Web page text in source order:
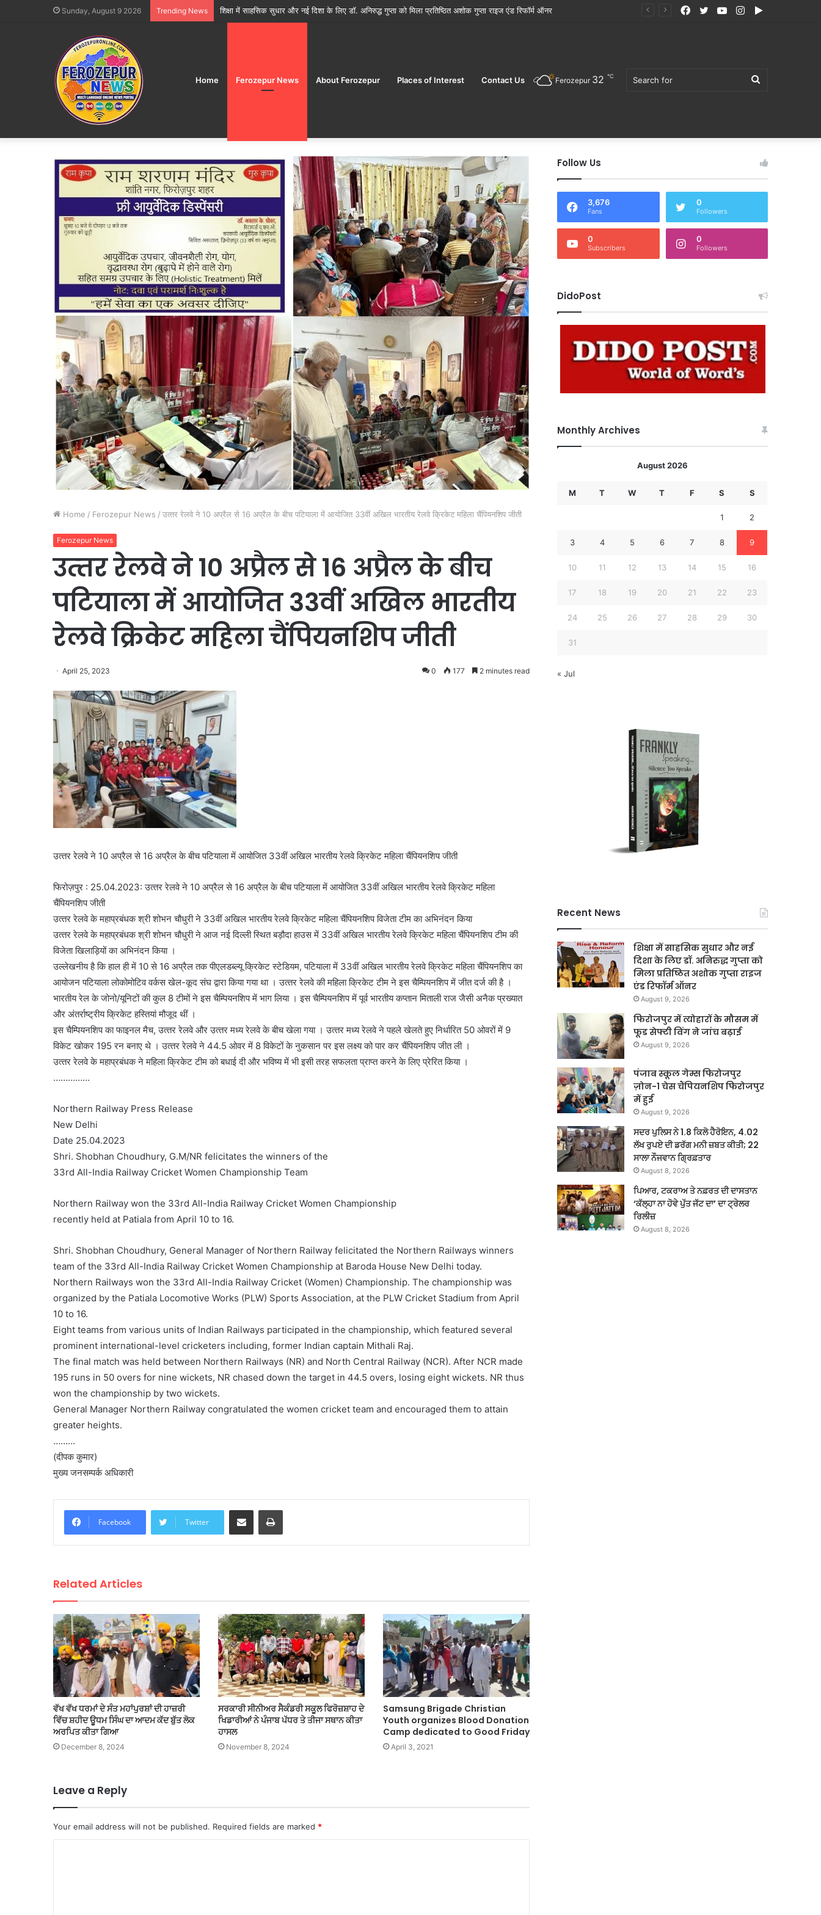
Sunday, August 9 2026 Trending News फिरोजपुर में त्योहारों के मौसम में फूड सेफ्टी विंग ने जांच बढ़ाई
Google
Instagram
YouTube
Twitter
Facebook
Home Ferozepur News About Ferozepur Places of Interest Contact Us Search
for
Ferozepur 32 ℃
Home / Ferozepur News / उत्‍तर रेलवे ने 10 अप्रैल से 16 अप्रैल के बीच पटियाला में आयोजित 33वीं अखिल भारतीय रेलवे क्रिकेट महिला चैंपियनशिप जीती
Ferozepur News
उत्‍तर रेलवे ने 10 अप्रैल से 16 अप्रैल के बीच
पटियाला में आयोजित 33वीं अखिल भारतीय
रेलवे क्रिकेट महिला चैंपियनशिप जीती
April 25, 2023 0 177 2 minutes read
उत्‍तर रेलवे ने 10 अप्रैल से 16 अप्रैल के बीच पटियाला में आयोजित 33वीं अखिल भारतीय रेलवे क्रिकेट महिला चैंपियनशिप जीती
फिरोज़पुर : 25.04.2023: उत्‍तर रेलवे ने 10 अप्रैल से 16 अप्रैल के बीच पटियाला में आयोजित 33वीं अखिल भारतीय रेलवे क्रिकेट महिला
चैंपियनशिप जीती
उत्‍तर रेलवे के महाप्रबंधक श्री शोभन चौधुरी ने 33वीं अखिल भारतीय रेलवे क्रिकेट महिला चैंपियनशिप विजेता टीम का अभिनंदन किया
उत्‍तर रेलवे के महाप्रबंधक श्री शोभन चौधुरी ने आज नई दिल्‍ली स्‍थित बड़ौदा हाउस में 33वीं अखिल भारतीय रेलवे क्रिकेट महिला चैंपियनशिप टीम की
विजेता खिलाड़ियों का अभिनंदन किया ।
उल्‍लेखनीय है कि हाल ही में 10 से 16 अप्रैल तक पीएलडब्‍ल्‍यू क्रिकेट स्‍टेडियम, पटियाला में 33वीं अखिल भारतीय रेलवे क्रिकेट महिला चैंपियनशिप का
आयोजन पटियाला लोकोमोटिव वर्कस खेल-कूद संघ द्वारा किया गया था । उत्‍तर रेलवे की महिला क्रिकेट टीम ने इस चैम्‍पियनशिप में जीत दर्ज की है ।
भारतीय रेल के जोनो/यूनिटों की कुल 8 टीमों ने इस चैम्‍पियनशिप में भाग लिया । इस चैम्‍पियनशिप में पूर्व भारतीय कप्‍तान मिताली राज जैसी अनैक प्रख्‍यात
और अंतर्राष्‍ट्रीय क्रिकेट हस्‍तियां मौजूद थीं ।
इस चैम्‍पियनशिप का फाइनल मैच, उत्‍तर रेलवे और उत्‍तर मध्‍य रेलवे के बीच खेला गया । उत्‍तर मध्‍य रेलवे ने पहले खेलते हुए निर्धारित 50 ओवरों में 9
विकेट खोकर 195 रन बनाए थे । उत्‍तर रेलवे ने 44.5 ओवर में 8 विकेटों के नुकसान पर इस लक्ष्‍य को पार कर चैंपियनशिप जीत ली ।
उत्‍तर रेलवे के महाप्रबंधक ने महिला क्रिकेट टीम को बधाई दी और भविष्‍य में भी इसी तरह सफलता प्राप्‍त करने के लिए प्रेरित किया ।
……………
Northern Railway Press Release
New Delhi
Date 25.04.2023
Shri. Shobhan Choudhury, G.M/NR felicitates the winners of the
33rd All-India Railway Cricket Women Championship Team
Northern Railway won the 33rd All-India Railway Cricket Women Championship
recently held at Patiala from April 10 to 16.
Shri. Shobhan Choudhury, General Manager of Northern Railway felicitated the Northern Railways winners
team of the 33rd All-India Railway Cricket Women Championship at Baroda House New Delhi today.
Northern Railways won the 33rd All-India Railway Cricket (Women) Championship. The championship was
organized by the Patiala Locomotive Works (PLW) Sports Association, at the PLW Cricket Stadium from April
10 to 16.
Eight teams from various units of Indian Railways participated in the championship, which featured several
prominent international-level cricketers including, former Indian captain Mithali Raj.
The final match was held between Northern Railways (NR) and North Central Railway (NCR). After NCR made
195 runs in 50 overs for nine wickets, NR chased down the target in 44.5 overs, losing eight wickets. NR thus
won the championship by two wickets.
General Manager Northern Railway congratulated the women cricket team and encouraged them to attain
greater heights.
………
(दीपक कुमार)
मुख्य जनसम्पर्क अधिकारी
Facebook Twitter
Share via Email Print
Related Articles
ਵੱਖ ਵੱਖ ਧਰਮਾਂ ਦੇ ਸੰਤ ਮਹਾਂਪੁਰਸ਼ਾਂ ਦੀ ਹਾਜ਼ਰੀ
ਵਿੱਚ ਸ਼ਹੀਦ ਊਧਮ ਸਿੰਘ ਦਾ ਆਦਮ ਕੱਦ ਬੁੱਤ ਲੋਕ
ਅਰਪਿਤ ਕੀਤਾ ਗਿਆ
December 8, 2024
ਸਰਕਾਰੀ ਸੀਨੀਅਰ ਸੈਕੰਡਰੀ ਸਕੂਲ ਫਿਰੋਜ਼ਸ਼ਾਹ ਦੇ
ਖਿਡਾਰੀਆਂ ਨੇ ਪੰਜਾਬ ਪੱਧਰ ਤੇ ਤੀਜਾ ਸਥਾਨ ਕੀਤਾ
ਹਾਸਲ
November 8, 2024
Samsung Brigade Christian
Youth organizes Blood Donation
Camp dedicated to Good Friday
April 3, 2021
Leave a Reply
Your email address will not be published. Required fields are marked *
Follow Us
3,676
Fans
0
Followers
0
Subscribers
0
Followers
DidoPost
Monthly Archives
August 2026
M T W T F S S
1 2
3 4 5 6 7 8 9
10 11 12 13 14 15 16
17 18 19 20 21 22 23
24 25 26 27 28 29 30
31
« Jul
Recent News
शिक्षा में साहसिक सुधार और नई
दिशा के लिए डॉ. अनिरुद्ध गुप्ता को
मिला प्रतिष्ठित अशोक गुप्ता राइज
एंड रिफॉर्म ऑनर
August 9, 2026
फिरोजपुर में त्योहारों के मौसम में
फूड सेफ्टी विंग ने जांच बढ़ाई
August 9, 2026
पंजाब स्कूल गेम्स फिरोजपुर
ज़ोन-1 चेस चैंपियनशिप फिरोजपुर
में हुई
August 9, 2026
ਸਦਰ ਪੁਲਿਸ ਨੇ 1.8 ਕਿਲੋ ਹੈਰੋਇਨ, 4.02
ਲੱਖ ਰੁਪਏ ਦੀ ਡਰੱਗ ਮਨੀ ਜ਼ਬਤ ਕੀਤੀ; 22
ਸਾਲਾ ਨੌਜਵਾਨ ਗ੍ਰਿਫ਼ਤਾਰ
August 8, 2026
ਪਿਆਰ, ਟਕਰਾਅ ਤੇ ਨਫ਼ਰਤ ਦੀ ਦਾਸਤਾਨ
‘ਕੱਲ੍ਹਾ ਨਾ ਹੋਵੇ ਪੁੱਤ ਜੱਟ ਦਾ’ ਦਾ ਟ੍ਰੇਲਰ
ਰਿਲੀਜ਼
August 8, 2026